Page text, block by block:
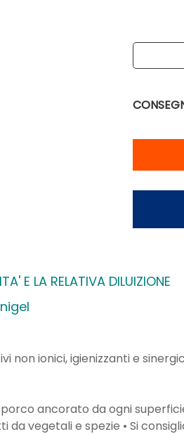
E LA RELATIVA DILUIZIONE
ionici, igienizzanti e
ancorato da ogni
vegetali e spezie • Si